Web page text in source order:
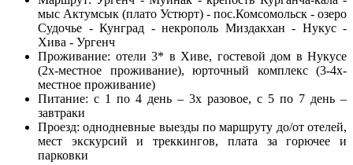
мыс Актумсык (плато Устюрт) - пос.Комсомольск - озеро
Судочье - Кунград - некрополь Миздакхан - Нукус -
Хива - Ургенч
Проживание: отели 3* в Хиве, гостевой дом в Нукусе
(2х-местное проживание), юрточный комплекс (3-4х-
местное проживание)
Питание: с 1 по 4 день – 3х разовое, с 5 по 7 день –
завтраки
Проезд: однодневные выезды по маршруту до/от отелей,
мест экскурсий и треккингов, плата за горючее и
парковки